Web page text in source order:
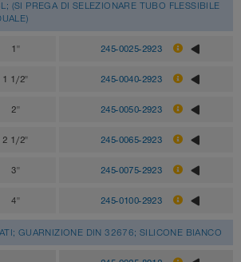
(SI PREGA DI SELEZIONARE TUBO FLESSIBILE
1" 245-0025-2923
1 1/2" 245-0040-2923
2" 245-0050-2923
2 1/2" 245-0065-2923
3" 245-0075-2923
4" 245-0100-2923
GUARNIZIONE DIN 32676; SILICONE BIANCO